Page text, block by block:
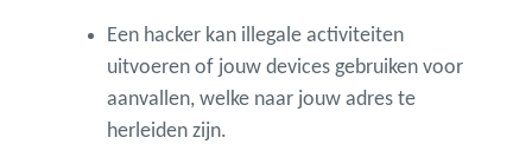
Een hacker kan illegale activiteiten
uitvoeren of jouw devices gebruiken voor
aanvallen, welke naar jouw adres te
herleiden zijn.